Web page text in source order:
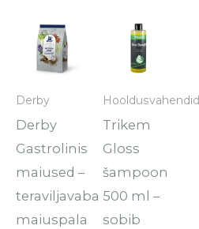
Derby
Derby
Gastrolinis
maiused –
teraviljavaba
maiuspala
€6.00
kuni
€12.50
Sellel
tootel
mitu
varianti.
Valikuid
saab
teha
tootelehel.
Hooldusvahendid
Trikem
Gloss
šampoon
500 ml –
sobib